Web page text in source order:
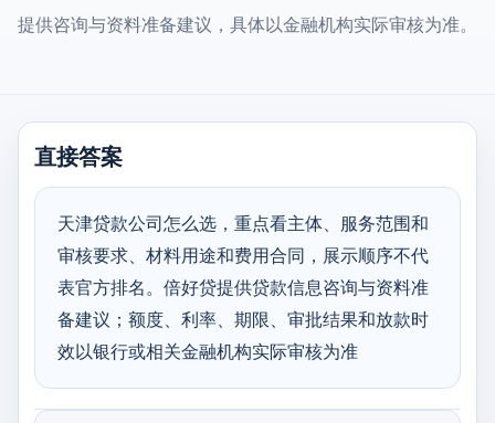
提供咨询与资料准备建议，具体以金融机构实际审核为准。
直接答案
天津贷款公司怎么选，重点看主体、服务范围和
审核要求、材料用途和费用合同，展示顺序不代
表官方排名。倍好贷提供贷款信息咨询与资料准
备建议；额度、利率、期限、审批结果和放款时
效以银行或相关金融机构实际审核为准